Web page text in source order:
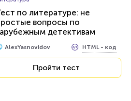
по литературе: не
вопросы по
детективам
AlexYasnovidov HTML - код
Пройти тест